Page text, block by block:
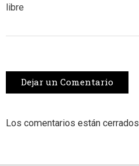
libre
Dejar un Comentario
Los comentarios están cerrados